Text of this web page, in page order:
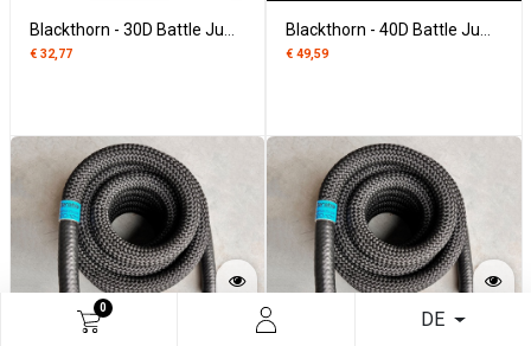
0
DE
€ 32,77 € 49,59